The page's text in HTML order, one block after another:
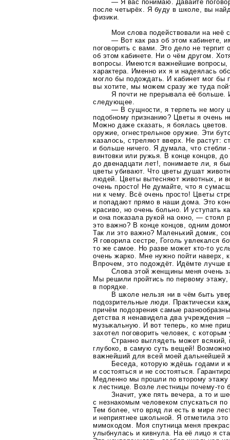
— Я вас понимаю. Давайте
после четырёх. Я буду в школе, вы
физики.
Мои слова подействовали на неё
— Вот как раз об этом кабинете,
поговорить с вами. Это дело не терпит
об этом кабинете. Ни о чём другом.
вопросы. Имеются важнейшие вопросы,
характера. Именно их я и надеялась
могло бы подождать. И кабинет мог бы
вы хотите, мы можем сразу же туда
Я почти не прерывала её больше.
следующее.
— В сущности, я терпеть не могу
подобному признанию? Цветы я очень
Можно даже сказать, я боялась
оружие, огнестрельное оружие. Эти
казалось, стреляют вверх. Не растут:
и больше ничего. Я думала, что
винтовки или ружья. В конце концов,
до двенадцати лет!, понимаете ли, я
цветы убивают. Что цветы душат
людей. Цветы вытесняют животных, и
очень просто! Не думайте, что я
ни к чему. Всё очень просто! Цветы
и попадают прямо в наши дома. Это
красиво, но очень больно. И уступать
и она показала рукой на окно, —
это важно? В конце концов, одним
Так ли это важно? Маленький домик,
Я говорила сестре, Гоголь увлекался
то же самое. Но разве можеткто-то
очень жарко. Мне нужно пойти наверх,
Впрочем, это подождёт. Идёмте лучше
Слова этой женщины меня очень
Мы решили пройтись по первому этажу,
в порядке.
В школе нельзя ни в чём быть
подозрительные люди. Практически
причём подозрения самые
детства я ненавидела два
музыкальную. И вот теперь, ко мне
захотел поговорить человек, с
Странно выглядеть может
глубоко, в самую суть вещей!
важнейший для всей моей дальнейшей
Беседа, которую ждёшь годами и
и состояться и не состояться.
Медленно мы прошли по второму этажу
к лестнице. Возле лестницы почему-то
Значит, уже пять вечера, а то и
с незнакомым человеком спускаться
Тем более, что вряд ли есть в мире
и неприятнее школьной. Я отметила
мимоходом. Моя спутница меня
улыбнулась и кивнула. На её лицо я